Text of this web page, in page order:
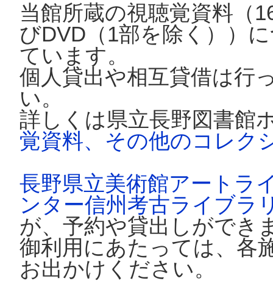
当館所蔵の視聴覚資料（
びDVD（1部を除く））
ています。
個人貸出や相互貸借は行
い。
詳しくは県立長野図書館
覚資料、その他のコレク
長野県立美術館アートラ
ンター信州考古ライブラ
が、予約や貸出しができ
御利用にあたっては、各
お出かけください。